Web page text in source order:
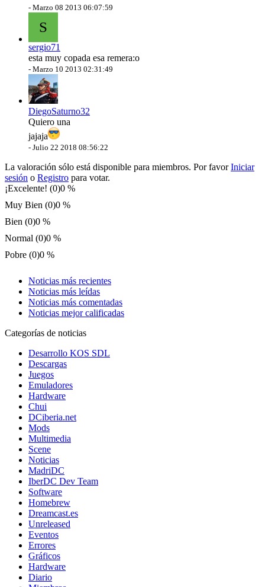
- Marzo 08 2013 06:07:59
S
sergio71
esta muy copada esa remera:o
- Marzo 10 2013 02:31:49
DiegoSaturno32
Quiero una
jajaja
- Julio 22 2018 08:56:22
La valoración sólo está disponible para miembros. Por favorIniciar
sesión o Registro para votar.
¡Excelente! (0)0 %
Muy Bien (0)0 %
Bien (0)0 %
Normal (0)0 %
Pobre (0)0 %
Noticias más recientes
Noticias más leídas
Noticias más comentadas
Noticias mejor calificadas
Categorías de noticias
Desarrollo KOS SDL
Descargas
Juegos
Emuladores
Hardware
Chui
DCiberia.net
Mods
Multimedia
Scene
Noticias
MadriDC
IberDC Dev Team
Software
Homebrew
Dreamcast.es
Unreleased
Eventos
Errores
Gráficos
Hardware
Diario